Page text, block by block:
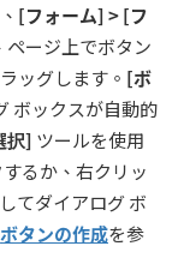
[フォーム] > [フ
ページ上でボタン
ッグします。 [ボ
ボックスが自動的
択] ツールを使用
るか、右クリッ
てダイアログ ボ
ボタンの作成を参